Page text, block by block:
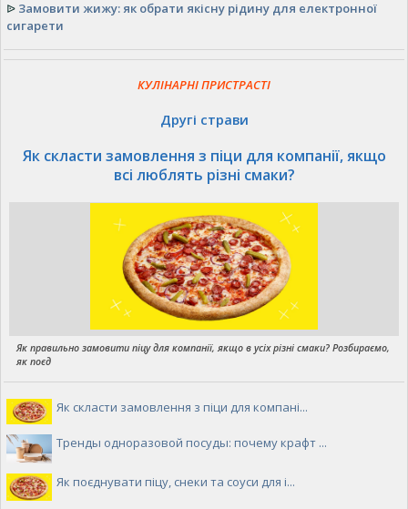
ᐉ Замовити жижу: як обрати якісну рідину для електронної
сигарети
КУЛІНАРНІ ПРИСТРАСТІ
Другі страви
Як скласти замовлення з піци для компанії, якщо
всі люблять різні смаки?
Як правильно замовити піцу для компанії, якщо в усіх різні смаки? Розбираємо,
як поєд
Як скласти замовлення з піци для компані...
Тренды одноразовой посуды: почему крафт ...
Як поєднувати піцу, снеки та соуси для і...